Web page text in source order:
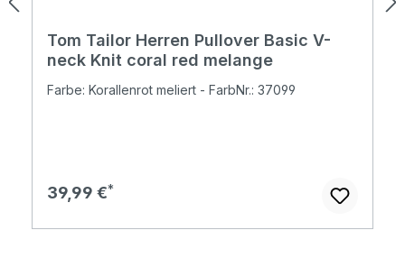
Tom Tailor Herren Pullover Basic V-
neck Knit coral red melange
Farbe: Korallenrot meliert - FarbNr.: 37099
Regulärer Preis:
39,99 €